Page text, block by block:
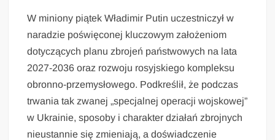
W miniony piątek Władimir Putin uczestniczył w
naradzie poświęconej kluczowym założeniom
dotyczących planu zbrojeń państwowych na lata
2027-2036 oraz rozwoju rosyjskiego kompleksu
obronno-przemysłowego. Podkreślił, że podczas
trwania tak zwanej „specjalnej operacji wojskowej”
w Ukrainie, sposoby i charakter działań zbrojnych
nieustannie się zmieniają, a doświadczenie